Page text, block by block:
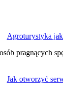
Agroturystyka
pragnących
Jak otworzyć